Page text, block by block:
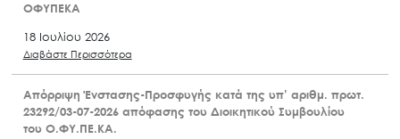
ΟΦΥΠΕΚΑ
18 Ιουλίου 2026
Διαβάστε Περισσότερα
Απόρριψη Ένστασης-Προσφυγής κατά της υπ’ αριθμ. πρωτ.
23292/03-07-2026 απόφασης του Διοικητικού Συμβουλίου
του Ο.ΦΥ.ΠΕ.ΚΑ.